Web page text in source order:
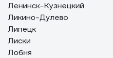
Ленинск-Кузнецкий
Ликино-Дулево
Липецк
Лиски
Лобня